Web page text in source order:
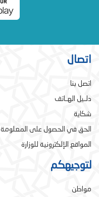
اتصال
اتصل بنا
دلـيل الهـاتف
شكاية
الحق في الحصول على المعلومة
المواقع الإلكترونية للوزارة
لتوجيهكم
مواطن